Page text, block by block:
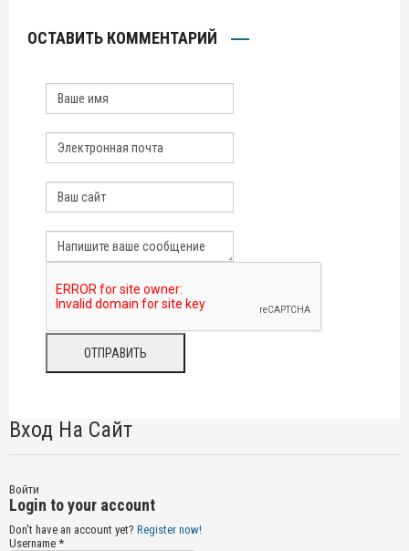
ОСТАВИТЬ КОММЕНТАРИЙ
Вход На Сайт
Войти
Login to your account
Don't have an account yet? Register now!
Username *